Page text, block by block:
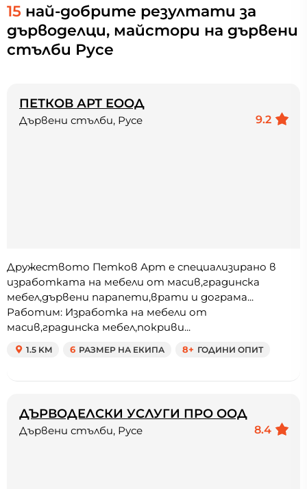
15 най-добрите резултати за
дърводелци, майстори на дървени
стълби Русе
ПЕТКОВ АРТ ЕООД
9.2
Дървени стълби, Русе
Дружеството Петков Арт е специализирано в
изработката на мебели от масив,градинска
мебел,дървени парапети,врати и дограма...
Работим: Изработка на мебели от
масив,градинска мебел,покриви...
1.5 KM 6 РАЗМЕР НА ЕКИПА 8+ ГОДИНИ ОПИТ
ДЪРВОДЕЛСКИ УСЛУГИ ПРО ООД
8.4
Дървени стълби, Русе